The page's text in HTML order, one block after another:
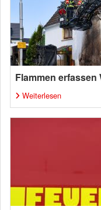
Flammen
Weiterlesen